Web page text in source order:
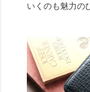
いくのも魅力の